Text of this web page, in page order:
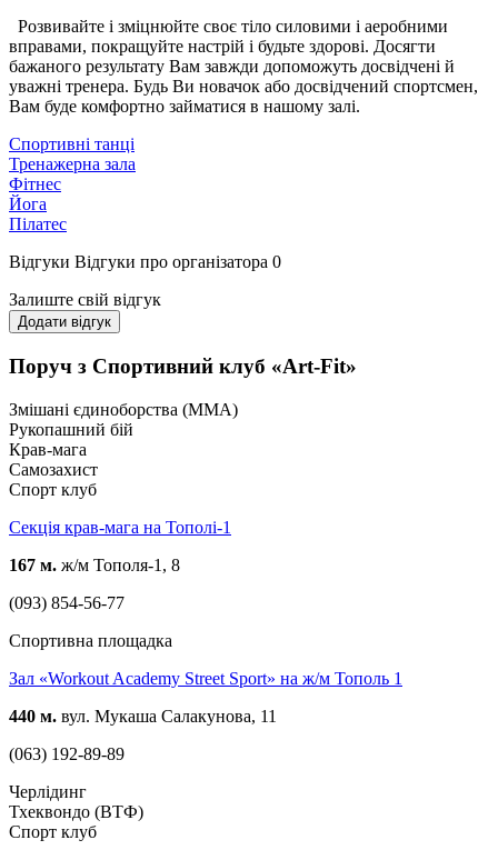
Розвивайте і зміцнюйте своє тіло силовими і аеробними
вправами, покращуйте настрій і будьте здорові. Досягти
бажаного результату Вам завжди допоможуть досвідчені й
уважні тренера. Будь Ви новачок або досвідчений спортсмен,
Вам буде комфортно займатися в нашому залі.
Спортивні танці
Тренажерна зала
Фітнес
Йога
Пілатес
Відгуки Відгуки про організатора 0
Залиште свій відгук
Додати відгук
Поруч з Спортивний клуб «Art-Fit»
Змішані єдиноборства (ММА)
Рукопашний бій
Крав-мага
Самозахист
Спорт клуб
Секція крав-мага на Тополі-1
167 м. ж/м Тополя-1, 8
(093) 854-56-77
Спортивна площадка
Зал «Workout Academy Street Sport» на ж/м Тополь 1
440 м. вул. Мукаша Салакунова, 11
(063) 192-89-89
Черлідинг
Тхеквондо (ВТФ)
Спорт клуб